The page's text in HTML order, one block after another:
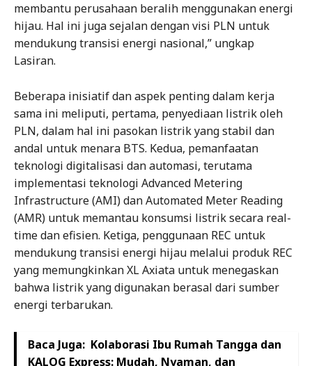
membantu perusahaan beralih menggunakan energi
hijau. Hal ini juga sejalan dengan visi PLN untuk
mendukung transisi energi nasional,” ungkap
Lasiran.
Beberapa inisiatif dan aspek penting dalam kerja
sama ini meliputi, pertama, penyediaan listrik oleh
PLN, dalam hal ini pasokan listrik yang stabil dan
andal untuk menara BTS. Kedua, pemanfaatan
teknologi digitalisasi dan automasi, terutama
implementasi teknologi Advanced Metering
Infrastructure (AMI) dan Automated Meter Reading
(AMR) untuk memantau konsumsi listrik secara real-
time dan efisien. Ketiga, penggunaan REC untuk
mendukung transisi energi hijau melalui produk REC
yang memungkinkan XL Axiata untuk menegaskan
bahwa listrik yang digunakan berasal dari sumber
energi terbarukan.
Baca Juga: Kolaborasi Ibu Rumah Tangga dan
KALOG Express: Mudah, Nyaman, dan